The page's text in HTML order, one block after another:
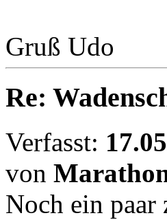
Gruß Udo
Re:
Verfasst:
von
Noch ein